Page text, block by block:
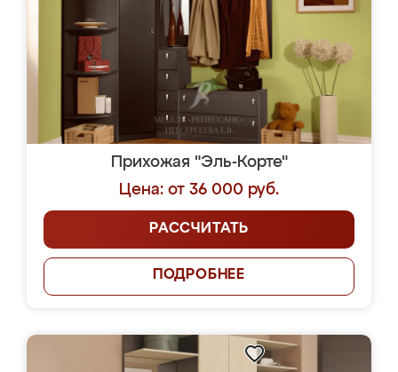
Прихожая "Эль-Корте"
Цена: от 36 000 руб.
РАССЧИТАТЬ
ПОДРОБНЕЕ